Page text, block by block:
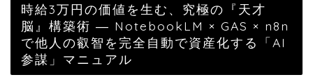
時給3万円の価値を生む、究極の『天才
脳』構築術 ― NotebookLM × GAS × n8n
で他人の叡智を完全自動で資産化する「AI
参謀」マニュアル